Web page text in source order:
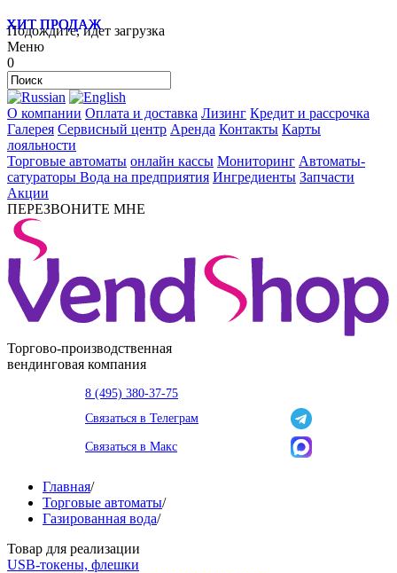
Подождите, идет загрузка
Меню
0
О компании Оплата и доставка Лизинг Кредит и рассрочка
Галерея Сервисный центр Аренда Контакты Карты
лояльности
Торговые автоматы онлайн кассы Мониторинг Автоматы-
сатураторы Вода на предприятия Ингредиенты Запчасти
Акции
ПЕРЕЗВОНИТЕ МНЕ
Торгово-производственная
вендинговая компания
8 (495) 380-37-75
Связаться в Телеграм
Связаться в Макс
Главная/
Торговые автоматы/
Газированная вода/
Товар для реализации
USB-токены, флешки
ХИТ ПРОДАЖ
ХИТ ПРОДАЖ
ХИТ ПРОДАЖ